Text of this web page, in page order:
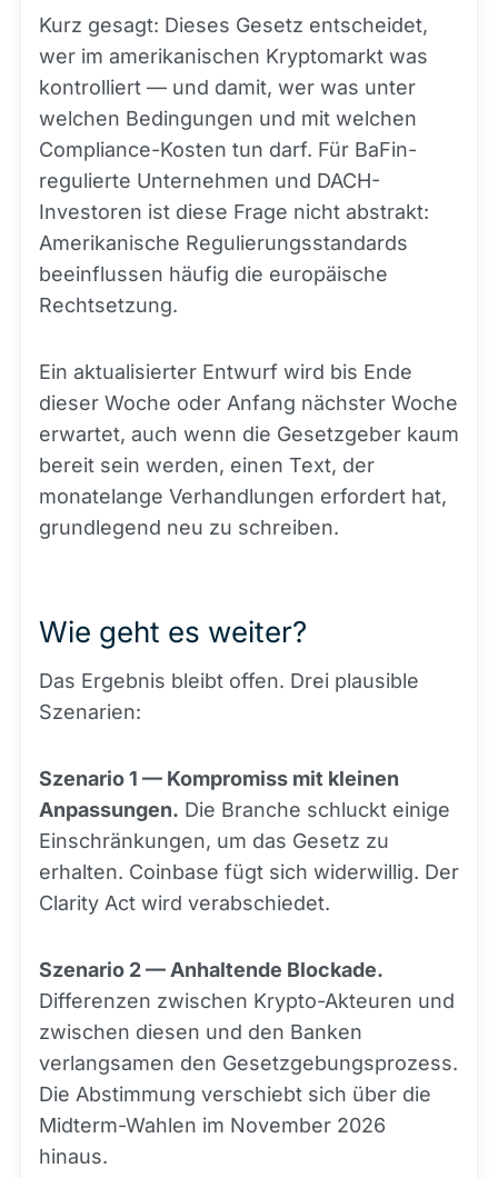
Kurz gesagt: Dieses Gesetz entscheidet,
wer im amerikanischen Kryptomarkt was
kontrolliert — und damit, wer was unter
welchen Bedingungen und mit welchen
Compliance-Kosten tun darf. Für BaFin-
regulierte Unternehmen und DACH-
Investoren ist diese Frage nicht abstrakt:
Amerikanische Regulierungsstandards
beeinflussen häufig die europäische
Rechtsetzung.
Ein aktualisierter Entwurf wird bis Ende
dieser Woche oder Anfang nächster Woche
erwartet, auch wenn die Gesetzgeber kaum
bereit sein werden, einen Text, der
monatelange Verhandlungen erfordert hat,
grundlegend neu zu schreiben.
Wie geht es weiter?
Das Ergebnis bleibt offen. Drei plausible
Szenarien:
Szenario 1 — Kompromiss mit kleinen
Anpassungen. Die Branche schluckt einige
Einschränkungen, um das Gesetz zu
erhalten. Coinbase fügt sich widerwillig. Der
Clarity Act wird verabschiedet.
Szenario 2 — Anhaltende Blockade.
Differenzen zwischen Krypto-Akteuren und
zwischen diesen und den Banken
verlangsamen den Gesetzgebungsprozess.
Die Abstimmung verschiebt sich über die
Midterm-Wahlen im November 2026
hinaus.